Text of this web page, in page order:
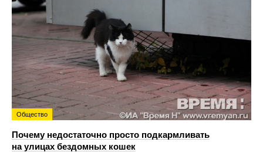
Общество
Почему недостаточно просто подкармливать
на улицах бездомных кошек